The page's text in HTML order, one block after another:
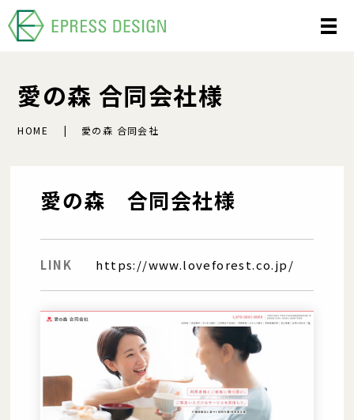
愛の森 合同会社様
HOME 愛の森 合同会社
愛の森 合同会社様
LINK https://www.loveforest.co.jp/